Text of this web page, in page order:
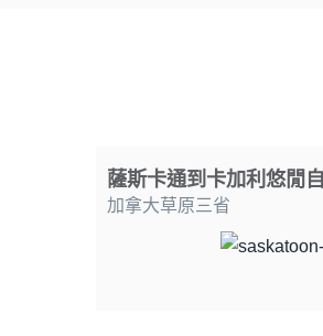
薩斯卡通到卡加利悠閒
加拿大草原三省